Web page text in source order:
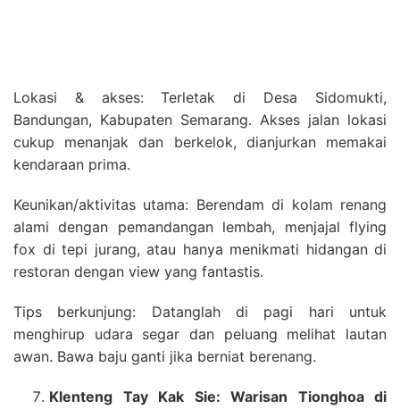
Lokasi & akses: Terletak di Desa Sidomukti,
Bandungan, Kabupaten Semarang. Akses jalan lokasi
cukup menanjak dan berkelok, dianjurkan memakai
kendaraan prima.
Keunikan/aktivitas utama: Berendam di kolam renang
alami dengan pemandangan lembah, menjajal flying
fox di tepi jurang, atau hanya menikmati hidangan di
restoran dengan view yang fantastis.
Tips berkunjung: Datanglah di pagi hari untuk
menghirup udara segar dan peluang melihat lautan
awan. Bawa baju ganti jika berniat berenang.
Klenteng Tay Kak Sie: Warisan Tionghoa di